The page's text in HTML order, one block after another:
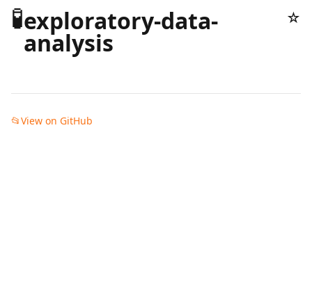
🧪exploratory-data-
analysis
☆
📂View on GitHub